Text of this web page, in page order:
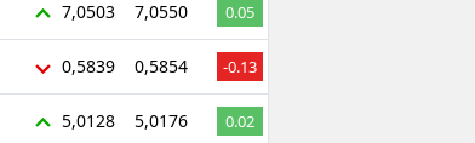
7,0503 7,0550 0.05
0,5839 0,5854 -0.13
5,0128 5,0176 0.02